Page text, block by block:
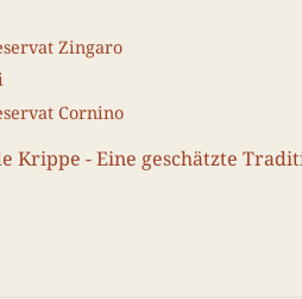
Zingaro
Cornino
Krippe - Eine geschätzte